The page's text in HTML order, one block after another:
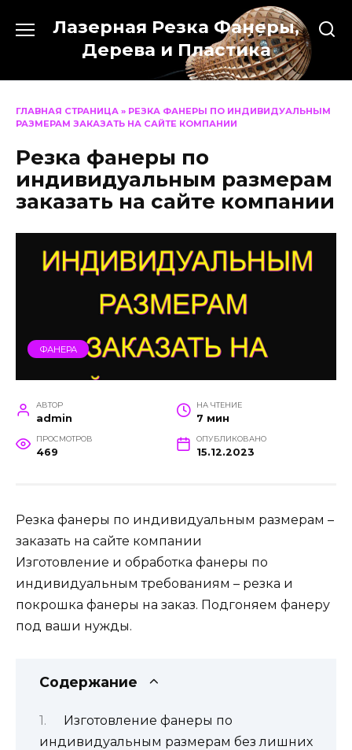
содержанию
Лазерная Резка Фанеры,
Дерева и Пластика
ГЛАВНАЯ СТРАНИЦА » РЕЗКА ФАНЕРЫ ПО ИНДИВИДУАЛЬНЫМ
РАЗМЕРАМ ЗАКАЗАТЬ НА САЙТЕ КОМПАНИИ
Резка фанеры по
индивидуальным размерам
заказать на сайте компании
ФАНЕРА
АВТОР
admin
НА ЧТЕНИЕ
7 мин
ПРОСМОТРОВ
469
ОПУБЛИКОВАНО
15.12.2023
Резка фанеры по индивидуальным размерам –
заказать на сайте компании
Изготовление и обработка фанеры по
индивидуальным требованиям – резка и
покрошка фанеры на заказ. Подгоняем фанеру
под ваши нужды.
Содержание
Изготовление фанеры по
индивидуальным размерам без лишних